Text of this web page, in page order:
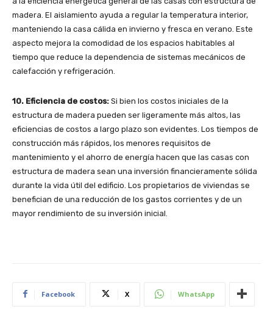
madera. El aislamiento ayuda a regular la temperatura interior,
manteniendo la casa cálida en invierno y fresca en verano. Este
aspecto mejora la comodidad de los espacios habitables al
tiempo que reduce la dependencia de sistemas mecánicos de
calefacción y refrigeración.
10. Eficiencia de costos: Si bien los costos iniciales de la
estructura de madera pueden ser ligeramente más altos, las
eficiencias de costos a largo plazo son evidentes. Los tiempos de
construcción más rápidos, los menores requisitos de
mantenimiento y el ahorro de energía hacen que las casas con
estructura de madera sean una inversión financieramente sólida
durante la vida útil del edificio. Los propietarios de viviendas se
benefician de una reducción de los gastos corrientes y de un
mayor rendimiento de su inversión inicial.
Facebook X WhatsApp